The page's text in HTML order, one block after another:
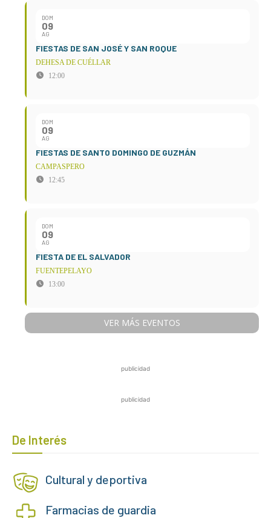
DOM
09
AG
FIESTAS DE SAN JOSÉ Y SAN ROQUE
DEHESA DE CUÉLLAR
12:00
DOM
09
AG
FIESTAS DE SANTO DOMINGO DE GUZMÁN
CAMPASPERO
12:45
DOM
09
AG
FIESTA DE EL SALVADOR
FUENTEPELAYO
13:00
VER MÁS EVENTOS
publicidad
publicidad
De Interés
Cultural y deportiva
Farmacias de guardia